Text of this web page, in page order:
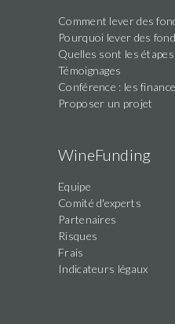
Comment lever des
Pourquoi lever des
Quelles sont les étapes
Témoignages
Conférence : les
Proposer un projet
WineFunding
Equipe
Comité d'experts
Partenaires
Risques
Frais
Indicateurs légaux